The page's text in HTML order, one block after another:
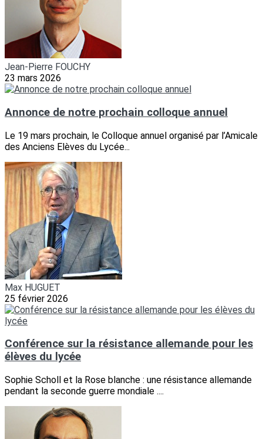
Jean-Pierre FOUCHY
23 mars 2026
Annonce de notre prochain colloque annuel
Le 19 mars prochain, le Colloque annuel organisé par l’Amicale
des Anciens Elèves du Lycée...
Max HUGUET
25 février 2026
Conférence sur la résistance allemande pour les
élèves du lycée
Sophie Scholl et la Rose blanche : une résistance allemande
pendant la seconde guerre mondiale ....